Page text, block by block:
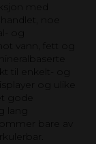
med
noe
og
vann, fett og
til enkelt- og
og ulike
gode
lang
bare av